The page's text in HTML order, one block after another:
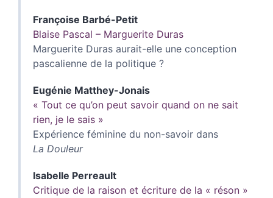
Françoise Barbé-Petit
Blaise Pascal – Marguerite Duras
Marguerite Duras aurait-elle une conception
pascalienne de la politique ?
Eugénie Matthey-Jonais
« Tout ce qu’on peut savoir quand on ne sait
rien, je le sais »
Expérience féminine du non-savoir dans
La Douleur
Isabelle Perreault
Critique de la raison et écriture de la « réson »